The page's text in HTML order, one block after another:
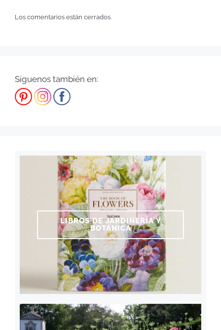
Los comentarios están cerrados.
Síguenos también en:
LIBROS DE JARDINERÍA Y
BOTÁNICA